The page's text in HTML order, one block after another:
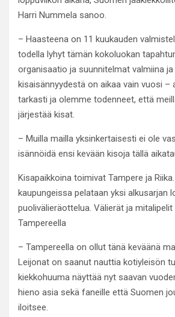
Harri Nummela sanoo.
– Haasteena on 11 kuukauden
todella lyhyt tämän kokoluokan
organisaatio ja suunnitelmat valmiina
kisaisännyydestä on aikaa vain vuosi –
tarkasti ja olemme todenneet, että
järjestää kisat.
– Muilla mailla yksinkertaisesti ei ole
isännöidä ensi kevään kisoja tällä
Kisapaikkoina toimivat Tampere ja
kaupungeissa pelataan yksi alkusarjan
puolivälieräottelua. Välierät ja
Tampereella
– Tampereella on ollut tänä keväänä
Leijonat on saanut nauttia kotiyleisön
kiekkohuuma näyttää nyt saavan
hieno asia sekä faneille että Suomen
iloitsee.